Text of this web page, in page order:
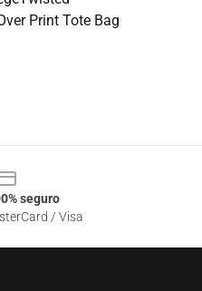
Print Tote Bag
seguro
/ Visa